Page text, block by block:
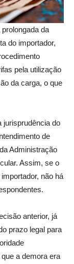
da
do importador,
pela utilização
da carga, o que
jurisprudência do
de
Administração
Assim, se o
não há
anterior, já
prazo legal para
a demora era